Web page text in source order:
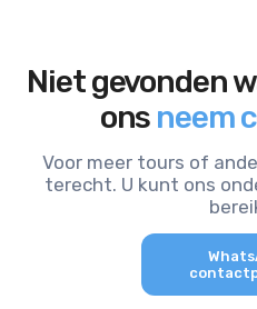
Niet gevonden
ons neem
Voor meer tours of
terecht. U kunt ons